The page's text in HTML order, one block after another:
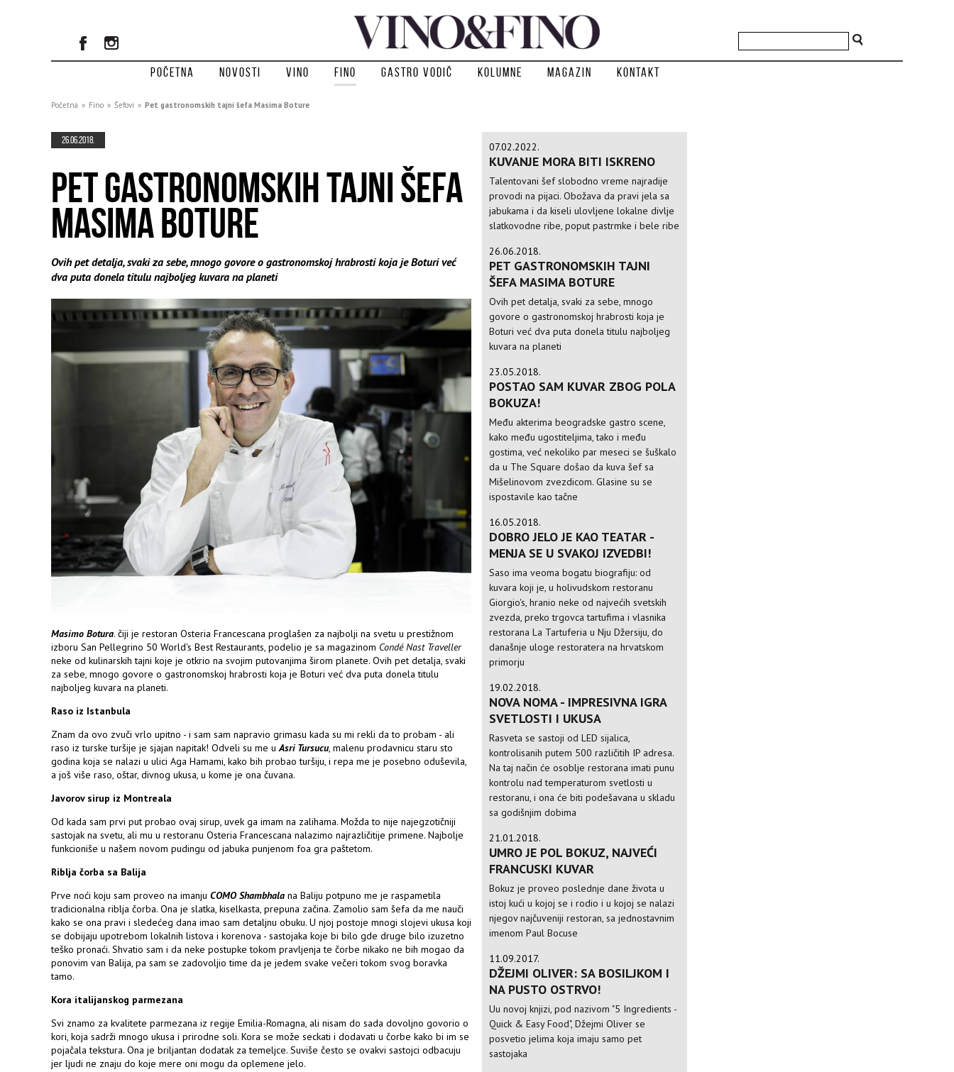
Početna Novosti Vino Fino Gastro vodič Kolumne Magazin Kontakt
Početna » Fino » Šefovi » Pet gastronomskih tajni šefa Masima Boture
26.06.2018.
PET GASTRONOMSKIH TAJNI ŠEFA
MASIMA BOTURE
Ovih pet detalja, svaki za sebe, mnogo govore o gastronomskoj hrabrosti koja je Boturi već
dva puta donela titulu najboljeg kuvara na planeti
Masimo Botura. čiji je restoran Osteria Francescana proglašen za najbolji na svetu u prestižnom
izboru San Pellegrino 50 World's Best Restaurants, podelio je sa magazinom Condé Nast Traveller
neke od kulinarskih tajni koje je otkrio na svojim putovanjima širom planete. Ovih pet detalja, svaki
za sebe, mnogo govore o gastronomskoj hrabrosti koja je Boturi već dva puta donela titulu
najboljeg kuvara na planeti.
Raso iz Istanbula
Znam da ovo zvuči vrlo upitno - i sam sam napravio grimasu kada su mi rekli da to probam - ali
raso iz turske turšije je sjajan napitak! Odveli su me uAsri Tursucu, malenu prodavnicu staru sto
godina koja se nalazi u ulici Aga Hamami, kako bih probao turšiju, i repa me je posebno oduševila,
a još više raso, oštar, divnog ukusa, u kome je ona čuvana.
Javorov sirup iz Montreala
Od kada sam prvi put probao ovaj sirup, uvek ga imam na zalihama. Možda to nije najegzotičniji
sastojak na svetu, ali mu u restoranu Osteria Francescana nalazimo najrazličitije primene. Najbolje
funkcioniše u našem novom pudingu od jabuka punjenom foa gra paštetom.
Riblja čorba sa Balija
Prve noći koju sam proveo na imanju COMO Shambhala na Baliju potpuno me je raspametila
tradicionalna riblja čorba. Ona je slatka, kiselkasta, prepuna začina. Zamolio sam šefa da me nauči
kako se ona pravi i sledećeg dana imao sam detaljnu obuku. U njoj postoje mnogi slojevi ukusa koji
se dobijaju upotrebom lokalnih listova i korenova - sastojaka koje bi bilo gde druge bilo izuzetno
teško pronaći. Shvatio sam i da neke postupke tokom pravljenja te čorbe nikako ne bih mogao da
ponovim van Balija, pa sam se zadovoljio time da je jedem svake večeri tokom svog boravka
tamo.
Kora italijanskog parmezana
Svi znamo za kvalitete parmezana iz regije Emilia-Romagna, ali nisam do sada dovoljno govorio o
kori, koja sadrži mnogo ukusa i prirodne soli. Kora se može seckati i dodavati u čorbe kako bi im se
pojačala tekstura. Ona je briljantan dodatak za temeljce. Suviše često se ovakvi sastojci odbacuju
jer ljudi ne znaju do koje mere oni mogu da oplemene jelo.
07.02.2022.
KUVANJE MORA BITI ISKRENO
Talentovani šef slobodno vreme najradije
provodi na pijaci. Obožava da pravi jela sa
jabukama i da kiseli ulovljene lokalne divlje
slatkovodne ribe, poput pastrmke i bele ribe
26.06.2018.
PET GASTRONOMSKIH TAJNI
ŠEFA MASIMA BOTURE
Ovih pet detalja, svaki za sebe, mnogo
govore o gastronomskoj hrabrosti koja je
Boturi već dva puta donela titulu najboljeg
kuvara na planeti
23.05.2018.
POSTAO SAM KUVAR ZBOG POLA
BOKUZA!
Među akterima beogradske gastro scene,
kako među ugostiteljima, tako i među
gostima, već nekoliko par meseci se šuškalo
da u The Square došao da kuva šef sa
Mišelinovom zvezdicom. Glasine su se
ispostavile kao tačne
16.05.2018.
DOBRO JELO JE KAO TEATAR -
MENJA SE U SVAKOJ IZVEDBI!
Saso ima veoma bogatu biografiju: od
kuvara koji je, u holivudskom restoranu
Giorgio's, hranio neke od najvećih svetskih
zvezda, preko trgovca tartufima i vlasnika
restorana La Tartuferia u Nju Džersiju, do
današnje uloge restoratera na hrvatskom
primorju
19.02.2018.
NOVA NOMA - IMPRESIVNA IGRA
SVETLOSTI I UKUSA
Rasveta se sastoji od LED sijalica,
kontrolisanih putem 500 različitih IP adresa.
Na taj način će osoblje restorana imati punu
kontrolu nad temperaturom svetlosti u
restoranu, i ona će biti podešavana u skladu
sa godišnjim dobima
21.01.2018.
UMRO JE POL BOKUZ, NAJVEĆI
FRANCUSKI KUVAR
Bokuz je proveo poslednje dane života u
istoj kući u kojoj se i rodio i u kojoj se nalazi
njegov najčuveniji restoran, sa jednostavnim
imenom Paul Bocuse
11.09.2017.
DŽEJMI OLIVER: SA BOSILJKOM I
NA PUSTO OSTRVO!
Uu novoj knjizi, pod nazivom "5 Ingredients -
Quick & Easy Food", Džejmi Oliver se
posvetio jelima koja imaju samo pet
sastojaka